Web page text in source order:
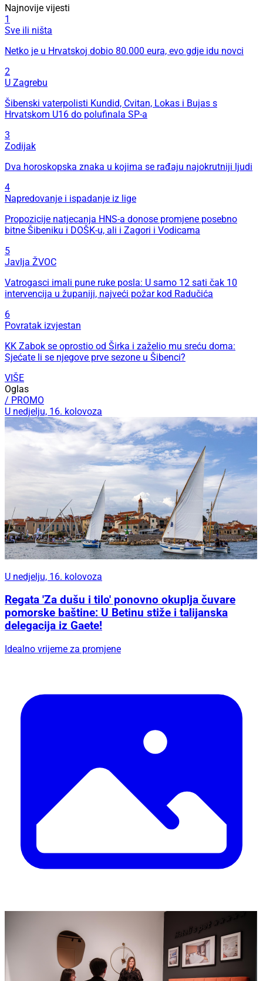
Najnovije vijesti
1
Sve ili ništa
Netko je u Hrvatskoj dobio 80.000 eura, evo gdje idu novci
2
U Zagrebu
Šibenski vaterpolisti Kundid, Cvitan, Lokas i Bujas s
Hrvatskom U16 do polufinala SP-a
3
Zodijak
Dva horoskopska znaka u kojima se rađaju najokrutniji ljudi
4
Napredovanje i ispadanje iz lige
Propozicije natjecanja HNS-a donose promjene posebno
bitne Šibeniku i DOŠK-u, ali i Zagori i Vodicama
5
Javlja ŽVOC
Vatrogasci imali pune ruke posla: U samo 12 sati čak 10
intervencija u županiji, najveći požar kod Radučića
6
Povratak izvjestan
KK Zabok se oprostio od Širka i zaželio mu sreću doma:
Sjećate li se njegove prve sezone u Šibenci?
VIŠE
Oglas
/ PROMO
U nedjelju, 16. kolovoza
U nedjelju, 16. kolovoza
Regata 'Za dušu i tilo' ponovno okuplja čuvare
pomorske baštine: U Betinu stiže i talijanska
delegacija iz Gaete!
Idealno vrijeme za promjene